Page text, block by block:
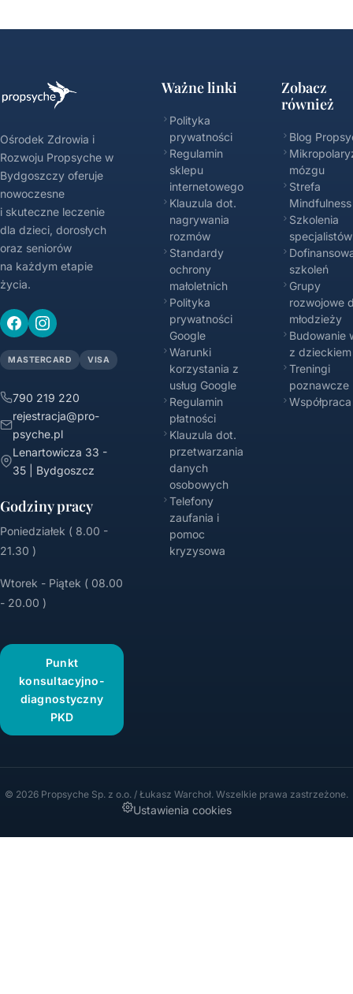
Ośrodek Zdrowia i
Rozwoju Propsyche w
Bydgoszczy oferuje
nowoczesne
i skuteczne leczenie
dla dzieci, dorosłych
oraz seniorów
na każdym etapie
życia.
MASTERCARD VISA
790 219 220
rejestracja@pro-
psyche.pl
Lenartowicza 33 -
35 | Bydgoszcz
Godziny pracy
Poniedziałek ( 8.00 -
21.30 )
Wtorek - Piątek ( 08.00
- 20.00 )
Punkt
konsultacyjno-
diagnostyczny
PKD
Ważne linki
Polityka
prywatności
Regulamin
sklepu
internetowego
Klauzula dot.
nagrywania
rozmów
Standardy
ochrony
małoletnich
Polityka
prywatności
Google
Warunki
korzystania z
usług Google
Regulamin
płatności
Klauzula dot.
przetwarzania
danych
osobowych
Telefony
zaufania i
pomoc
kryzysowa
Zobacz
również
Blog
mózgu
Strefa
Mindfulness
Szkolenia
specjalistów
szkoleń
Grupy
rozwojowe
młodzieży
Budowanie
z dzieckiem
Treningi
poznawcze
Współpraca
© 2026 Propsyche Sp. z o.o. / Łukasz Warchoł. Wszelkie prawa zastrzeżone.
Ustawienia cookies